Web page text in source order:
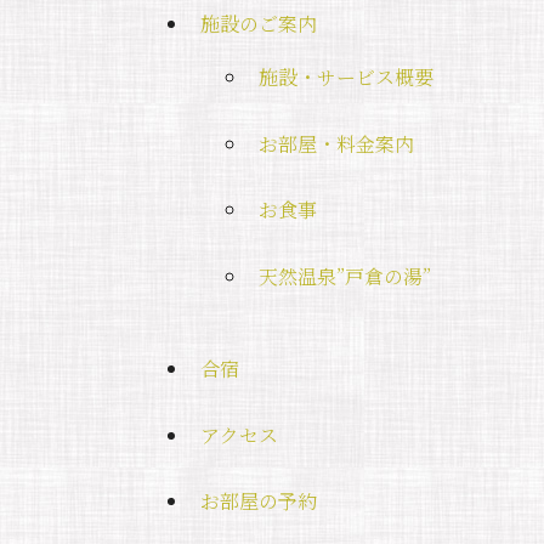
施設のご案内
施設・サービス概要
お部屋・料金案内
お食事
天然温泉”戸倉の湯”
合宿
アクセス
お部屋の予約